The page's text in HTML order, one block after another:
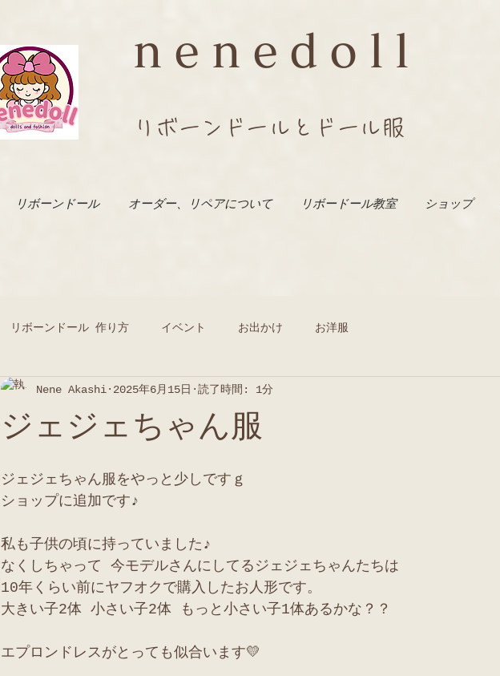
nenedoll
リボーンドールとドール服
リボーンドール オーダー、リペアについて リボードール教室 ショップ
リボーンドール 作り方 イベント お出かけ お洋服
ジェジェちゃん服
Nene Akashi 2025年6月15日 読了時間: 1分
ジェジェちゃん服をやっと少しですｇ
ショップに追加です♪
私も子供の頃に持っていました♪
なくしちゃって 今モデルさんにしてるジェジェちゃんたちは
10年くらい前にヤフオクで購入したお人形です。
大きい子2体 小さい子2体 もっと小さい子1体あるかな？？
エプロンドレスがとっても似合います💛